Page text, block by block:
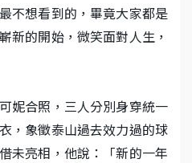
不想看到的，畢竟大家都是
新的開始，微笑面對人生，
妮合照，三人分別身穿統一
，象徵泰山過去效力過的球
未亮相，他說：「新的一年